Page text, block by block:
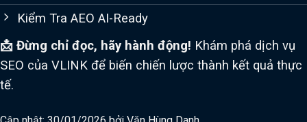
Kiểm Tra AEO AI-Ready
📩 Đừng chỉ đọc, hãy hành động! Khám phá dịch vụ
SEO của VLINK để biến chiến lược thành kết quả thực
tế.